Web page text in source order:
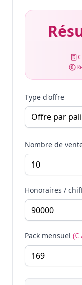
Type d'offre
Nombre de
Honoraires /
Pack mensuel (€